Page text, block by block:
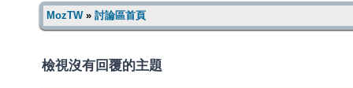
MozTW» 討論區首頁
檢視沒有回覆的主題